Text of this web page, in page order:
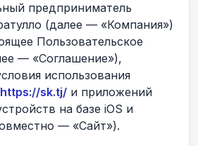
предприниматель
(далее — «Компания»)
Пользовательское
— «Соглашение»),
использования
https://sk.tj/ и приложений
на базе iOS и
— «Сайт»).